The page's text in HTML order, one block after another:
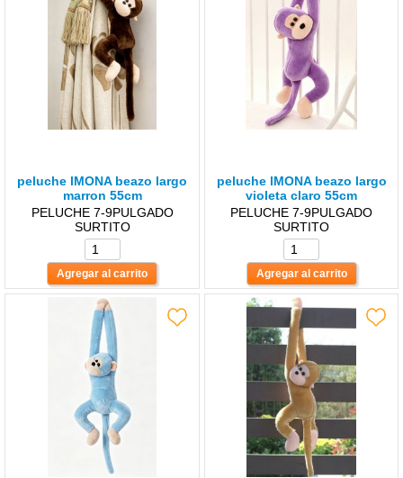
peluche lMONA beazo largo
marron 55cm
PELUCHE 7-9PULGADO
SURTITO
peluche lMONA beazo largo
violeta claro 55cm
PELUCHE 7-9PULGADO
SURTITO